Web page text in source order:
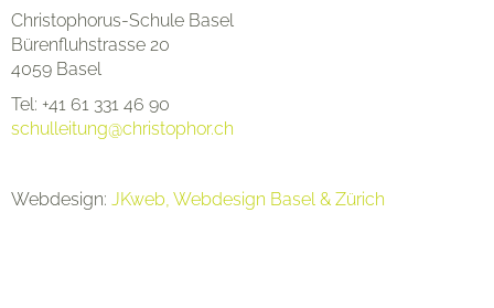
Organisation
Christophorus-Schule Basel
Bürenfluhstrasse 20
4059 Basel
Tel: +41 61 331 46 90
schulleitung@christophor.ch
Webdesign: JKweb, Webdesign Basel & Zürich